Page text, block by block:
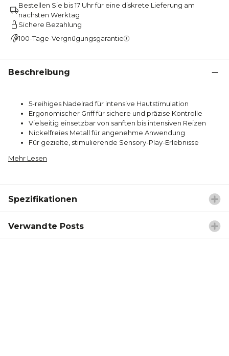
Bestellen Sie bis 17 Uhr für eine diskrete Lieferung am
nächsten Werktag
Sichere Bezahlung
100-Tage-Vergnügungsgarantie
Beschreibung
5-reihiges Nadelrad für intensive Hautstimulation
Ergonomischer Griff für sichere und präzise Kontrolle
Vielseitig einsetzbar von sanften bis intensiven Reizen
Nickelfreies Metall für angenehme Anwendung
Für gezielte, stimulierende Sensory-Play-Erlebnisse
Mehr Lesen
Spezifikationen
Verwandte Posts